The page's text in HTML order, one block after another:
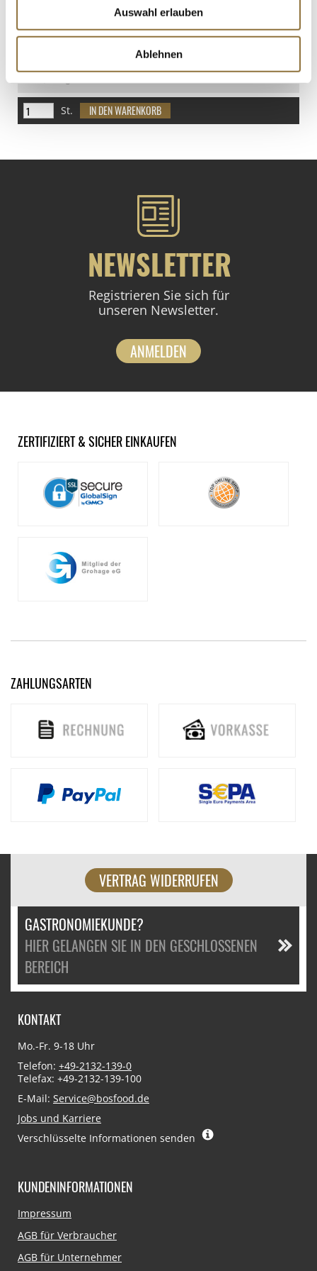
Auswahl erlauben
Ablehnen
LEBENSMITTELKENNZEICHNUNGEN
St.
NEWSLETTER
Registrieren Sie sich für
unseren Newsletter.
ANMELDEN
ZERTIFIZIERT & SICHER EINKAUFEN
ZAHLUNGSARTEN
VERTRAG WIDERRUFEN
GASTRONOMIEKUNDE?
HIER GELANGEN SIE IN DEN GESCHLOSSENEN
BEREICH
KONTAKT
Mo.-Fr. 9-18 Uhr
Telefon: +49-2132-139-0
Telefax: +49-2132-139-100
E-Mail: Service@bosfood.de
Jobs und Karriere
Verschlüsselte Informationen senden
KUNDENINFORMATIONEN
Navigation
Impressum
AGB für Verbraucher
AGB für Unternehmer